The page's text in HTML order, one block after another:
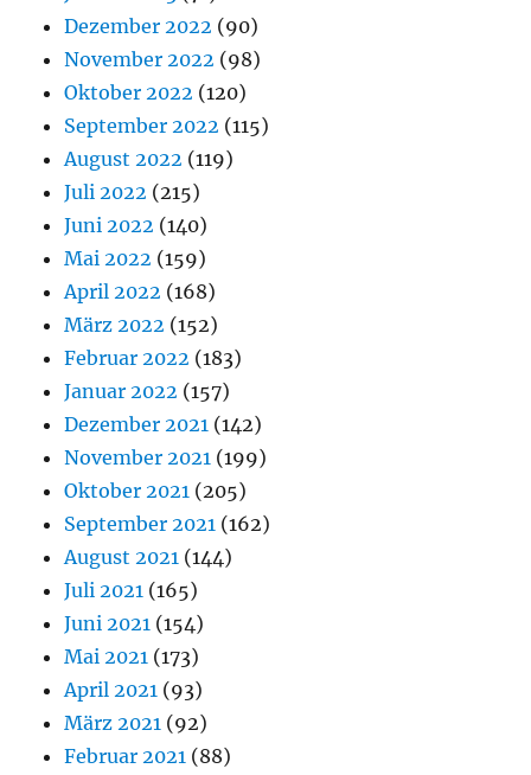
Dezember 2022 (90)
November 2022 (98)
Oktober 2022 (120)
September 2022 (115)
August 2022 (119)
Juli 2022 (215)
Juni 2022 (140)
Mai 2022 (159)
April 2022 (168)
März 2022 (152)
Februar 2022 (183)
Januar 2022 (157)
Dezember 2021 (142)
November 2021 (199)
Oktober 2021 (205)
September 2021 (162)
August 2021 (144)
Juli 2021 (165)
Juni 2021 (154)
Mai 2021 (173)
April 2021 (93)
März 2021 (92)
Februar 2021 (88)